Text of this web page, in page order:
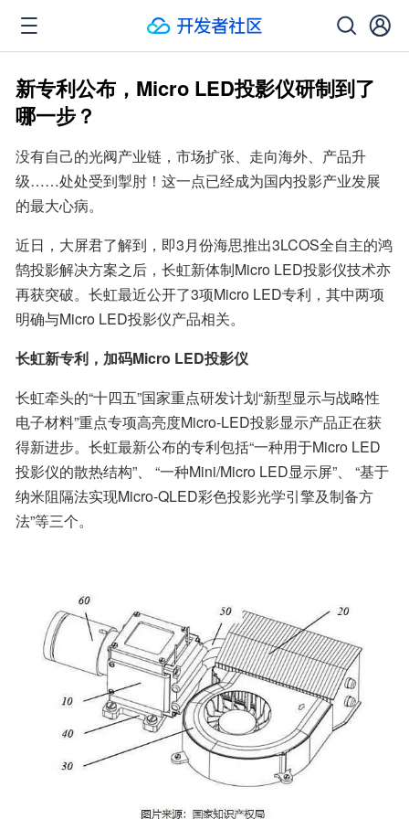
新专利公布，Micro LED投影仪研制到了
哪一步？
没有自己的光阀产业链，市场扩张、走向海外、产品升
级……处处受到掣肘！这一点已经成为国内投影产业发展
的最大心病。
近日，大屏君了解到，即3月份海思推出3LCOS全自主的鸿
鹄投影解决方案之后，长虹新体制Micro LED投影仪技术亦
再获突破。长虹最近公开了3项Micro LED专利，其中两项
明确与Micro LED投影仪产品相关。
长虹新专利，加码Micro LED投影仪
长虹牵头的“十四五”国家重点研发计划“新型显示与战略性
电子材料”重点专项高亮度Micro-LED投影显示产品正在获
得新进步。长虹最新公布的专利包括“一种用于Micro LED
投影仪的散热结构”、 “一种Mini/Micro LED显示屏”、 “基于
纳米阻隔法实现Micro-QLED彩色投影光学引擎及制备方
法”等三个。